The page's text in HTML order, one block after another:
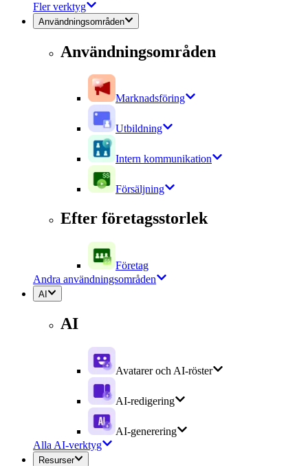
Fler verktyg
Användningsområden
Användningsområden
Marknadsföring
Utbildning
Intern kommunikation
Försäljning
Efter företagsstorlek
Företag
Andra användningsområden
AI
AI
Avatarer och AI-röster
AI-redigering
AI-generering
Alla AI-verktyg
Resurser